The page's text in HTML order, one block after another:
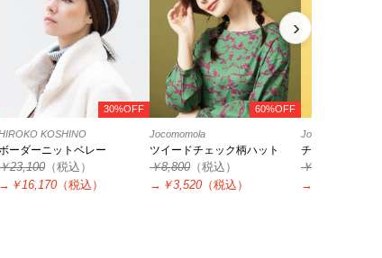
30%OFF
KOSHINO
ボーダーニットベレー
23,100 （税込）
→ ￥16,170 （税込）
60%OFF
Jocomomola
ツイードチェック柄ハット
￥8,800 （税込）
→ ￥3,520 （税込）
Jocomomola
チューリップペ
￥7,700
→
›